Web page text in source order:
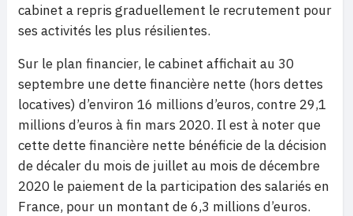
cabinet a repris graduellement le recrutement pour
ses activités les plus résilientes.
Sur le plan financier, le cabinet affichait au 30
septembre une dette financière nette (hors dettes
locatives) d’environ 16 millions d’euros, contre 29,1
millions d’euros à fin mars 2020. Il est à noter que
cette dette financière nette bénéficie de la décision
de décaler du mois de juillet au mois de décembre
2020 le paiement de la participation des salariés en
France, pour un montant de 6,3 millions d’euros.